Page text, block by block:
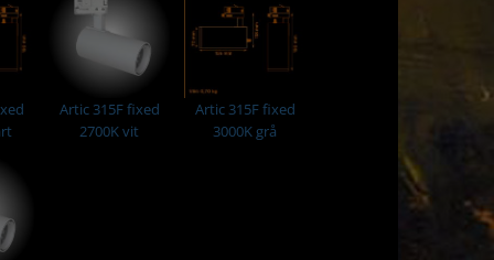
snoot, färgfilter mm.
och infästningar finns som beställningsvaror.
Artic 315F fixed
2700K vit
Artic 315F fixed
3000K grå